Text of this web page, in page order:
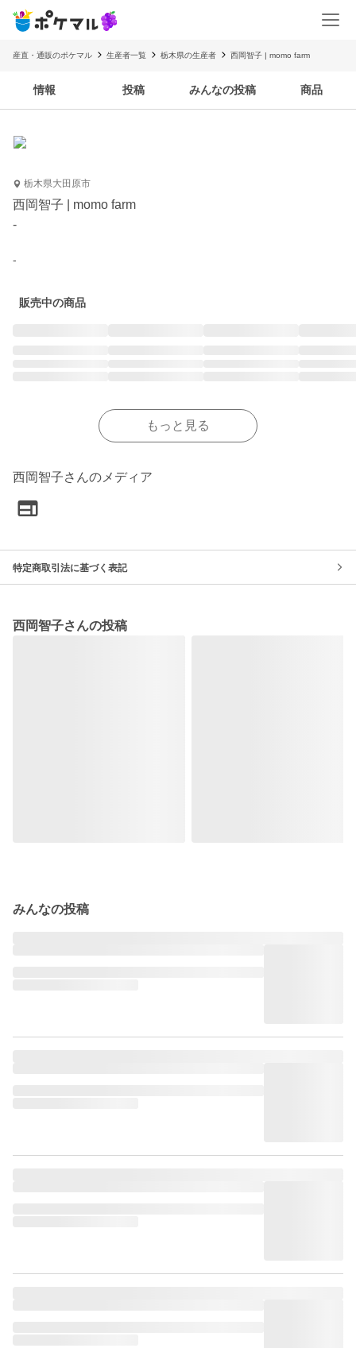
産直・通販のポケマル 生産者一覧 栃木県の生産者 西岡智子 | momo farm
情報 投稿 みんなの投稿 商品
栃木県大田原市
西岡智子 | momo farm
-
-
販売中の商品
もっと見る
西岡智子さんのメディア
特定商取引法に基づく表記
西岡智子さんの投稿
みんなの投稿